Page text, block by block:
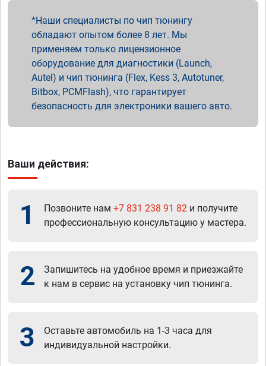
Наши специалисты по чип тюнингу
обладают опытом более 8 лет. Мы
применяем только лицензионное
оборудование для диагностики (Launch,
Autel) и чип тюнинга (Flex, Kess 3, Autotuner,
Bitbox, PCMFlash), что гарантирует
безопасность для электроники вашего авто.
Ваши действия:
1 Позвоните нам +7 831 238 91 82 и получите
профессиональную консультацию у мастера.
2
Запишитесь на удобное время и приезжайте
к нам в сервис на установку чип тюнинга.
3
Оставьте автомобиль на 1-3 часа для
индивидуальной настройки.